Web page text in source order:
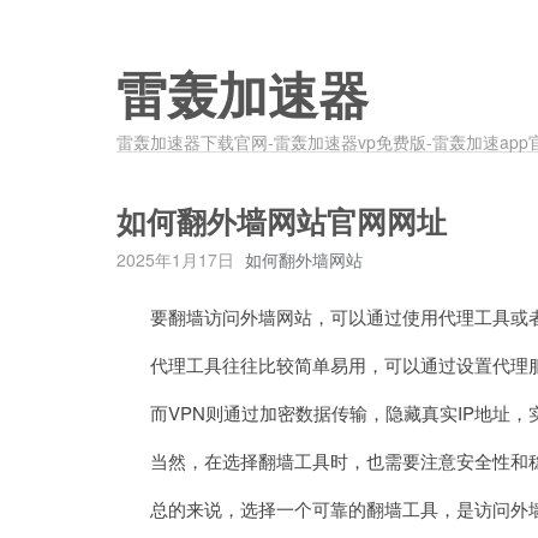
雷轰加速器
雷轰加速器下载官网-雷轰加速器vp免费版-雷轰加速app
如何翻外墙网站官网网址
2025年1月17日 如何翻外墙网站
要翻墙访问外墙网站，可以通过使用代理工具或
代理工具往往比较简单易用，可以通过设置代理
而VPN则通过加密数据传输，隐藏真实IP地址，
当然，在选择翻墙工具时，也需要注意安全性和
总的来说，选择一个可靠的翻墙工具，是访问外